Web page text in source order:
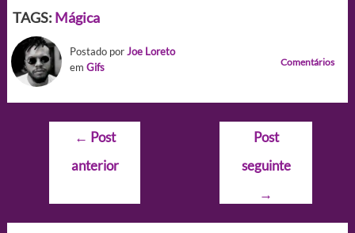
TAGS: Mágica
Postado porJoe Loreto
em Gifs Comentários
Navegação
Post
← Post
anterior
Post
seguinte
→